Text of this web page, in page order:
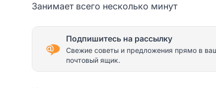
Занимает всего несколько минут
Подпишитесь на рассылку
Свежие советы и предложения прямо в
почтовый ящик.